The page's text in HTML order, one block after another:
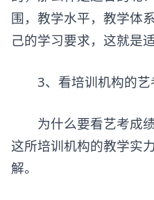
围，教学水平，教学体
己的学习要求，这就是
3、看培训机构的艺
为什么要看艺考成绩
这所培训机构的教学实
解。